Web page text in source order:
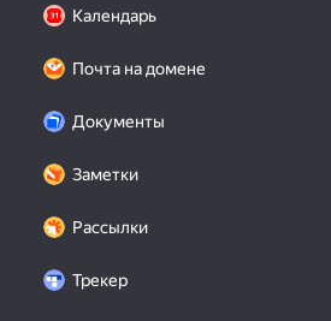
Календарь
Почта на домене
Документы
Заметки
Рассылки
Трекер